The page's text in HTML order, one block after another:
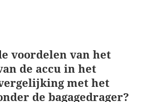
voordelen van het
de accu in het
met het
de bagagedrager?